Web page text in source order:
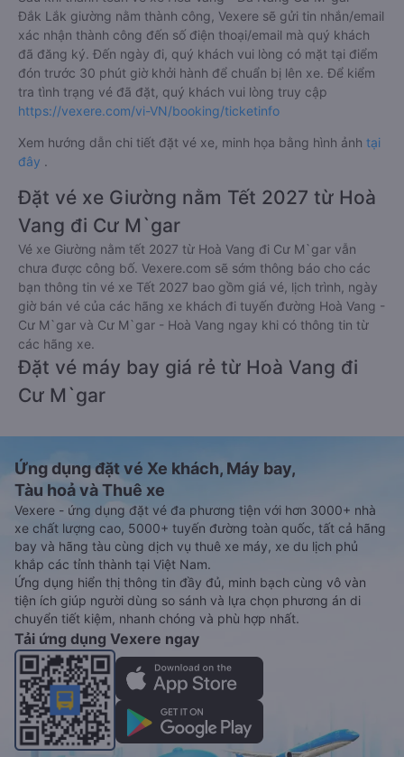
Đắk Lắk giường nằm thành công, Vexere sẽ gửi tin nhắn/email
xác nhận thành công đến số điện thoại/email mà quý khách
đã đăng ký. Đến ngày đi, quý khách vui lòng có mặt tại điểm
đón trước 30 phút giờ khởi hành để chuẩn bị lên xe. Để kiểm
tra tình trạng vé đã đặt, quý khách vui lòng truy cập
https://vexere.com/vi-VN/booking/ticketinfo
Xem hướng dẫn chi tiết đặt vé xe, minh họa bằng hình ảnh tại
đây .
Đặt vé xe Giường nằm Tết 2027 từ Hoà
Vang đi Cư M`gar
Vé xe Giường nằm tết 2027 từ Hoà Vang đi Cư M`gar vẫn
chưa được công bố. Vexere.com sẽ sớm thông báo cho các
bạn thông tin vé xe Tết 2027 bao gồm giá vé, lịch trình, ngày
giờ bán vé của các hãng xe khách đi tuyến đường Hoà Vang -
Cư M`gar và Cư M`gar - Hoà Vang ngay khi có thông tin từ
các hãng xe.
Đặt vé máy bay giá rẻ từ Hoà Vang đi
Cư M`gar
Ứng dụng đặt vé Xe khách, Máy bay,
Tàu hoả và Thuê xe
Vexere - ứng dụng đặt vé đa phương tiện với hơn 3000+ nhà
xe chất lượng cao, 5000+ tuyến đường toàn quốc, tất cả hãng
bay và hãng tàu cùng dịch vụ thuê xe máy, xe du lịch phủ
khắp các tỉnh thành tại Việt Nam.
Ứng dụng hiển thị thông tin đầy đủ, minh bạch cùng vô vàn
tiện ích giúp người dùng so sánh và lựa chọn phương án di
chuyển tiết kiệm, nhanh chóng và phù hợp nhất.
Tải ứng dụng Vexere ngay